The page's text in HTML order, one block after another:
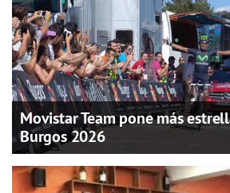
Movistar Team pone más
Burgos 2026